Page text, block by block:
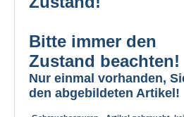
Bitte immer den
Zustand beachten!
Nur einmal vorhanden,
den abgebildeten Artikel!